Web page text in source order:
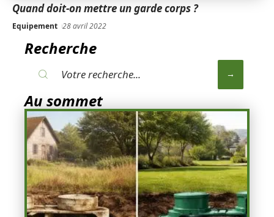
Quand doit-on mettre un garde corps ?
Equipement 28 avril 2022
Recherche
Au sommet